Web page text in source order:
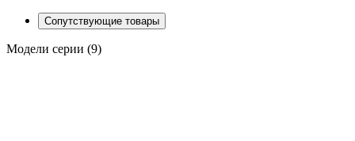
Сопутствующие товары
Модели серии (9)